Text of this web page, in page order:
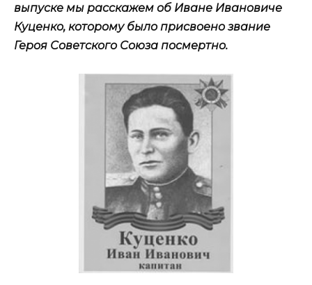
выпуске мы расскажем об Иване Ивановиче
Куценко, которому было присвоено звание
Героя Советского Союза посмертно.